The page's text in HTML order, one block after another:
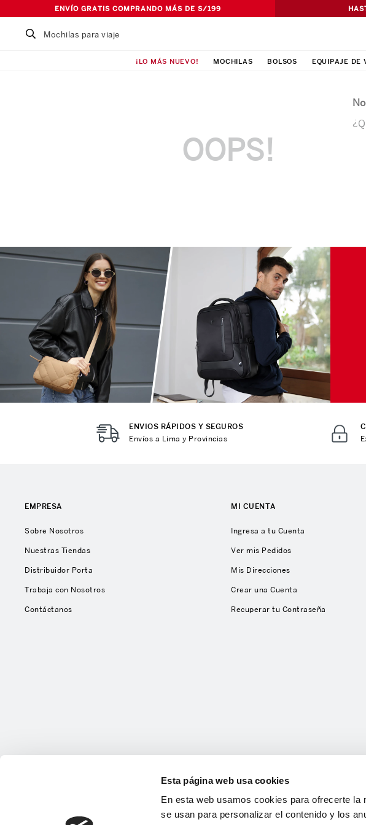
Esta página web usa cookies
En esta web usamos cookies para ofrecerte
se usan para personalizar el contenido y los
ENVÍO GRATIS COMPRANDO MÁS DE S/199
Buscar un producto...
¡LO MÁS NUEVO! MOCHILAS BOLSOS EQUIPAJE DE
OOPS!
ENVIOS RÁPIDOS Y SEGUROS
Envíos a Lima y Provincias
EMPRESA
Sobre Nosotros
Nuestras Tiendas
Distribuidor Porta
Trabaja con Nosotros
Contáctanos
MI CUENTA
Ingresa a tu Cuenta
Ver mis Pedidos
Mis Direcciones
Crear una Cuenta
Recuperar tu Contraseña
8. Canguro
9. Loncheras
Mochila Viajera